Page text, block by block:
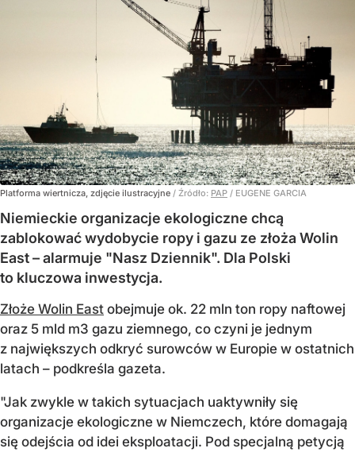
Platforma wiertnicza, zdjęcie ilustracyjne / Źródło: PAP / EUGENE GARCIA
Niemieckie organizacje ekologiczne chcą
zablokować wydobycie ropy i gazu ze złoża Wolin
East – alarmuje "Nasz Dziennik". Dla Polski
to kluczowa inwestycja.
Złoże Wolin East obejmuje ok. 22 mln ton ropy naftowej
oraz 5 mld m3 gazu ziemnego, co czyni je jednym
z największych odkryć surowców w Europie w ostatnich
latach – podkreśla gazeta.
"Jak zwykle w takich sytuacjach uaktywniły się
organizacje ekologiczne w Niemczech, które domagają
się odejścia od idei eksploatacji. Pod specjalną petycją